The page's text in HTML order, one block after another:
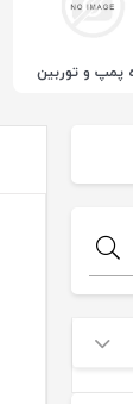
پمپ و توربین